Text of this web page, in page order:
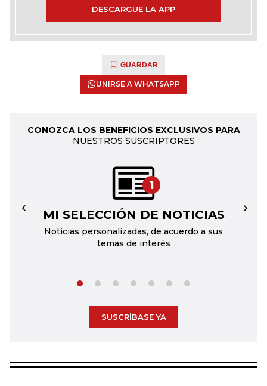
DESCARGUE LA APP
GUARDAR
UNIRSE A WHATSAPP
CONOZCA LOS BENEFICIOS EXCLUSIVOS PARA
NUESTROS SUSCRIPTORES
1
MI SELECCIÓN DE NOTICIAS
Noticias personalizadas, de acuerdo a sus
temas de interés
← →
SUSCRÍBASE YA